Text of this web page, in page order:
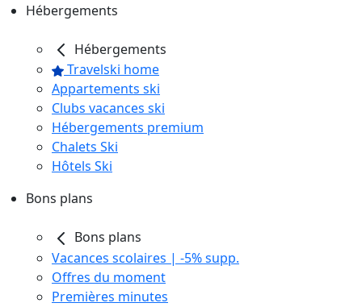
Hébergements
Hébergements
Travelski home
Appartements ski
Clubs vacances ski
Hébergements premium
Chalets Ski
Hôtels Ski
Bons plans
Bons plans
Vacances scolaires | -5% supp.
Offres du moment
Premières minutes